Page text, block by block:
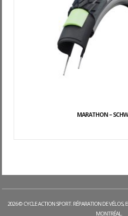
MARATHON –
2026 © CYCLE ACTION SPORT. RÉPARATION DE VÉLOS,
MONTRÉAL.